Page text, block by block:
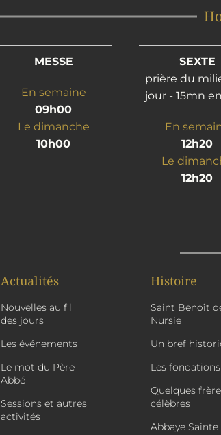
MESSE
En semaine
09h00
Le dimanche
10h00
SEXTE
prière du
jour - 15mn
En
12h20
Le
12h20
Actualités
Nouvelles au fil
des jours
Les événements
Le mot du Père
Abbé
Sessions et autres
activités
Histoire
Saint Benoît
Nursie
Un bref
Les fondations
Quelques
célèbres
Abbaye Sainte